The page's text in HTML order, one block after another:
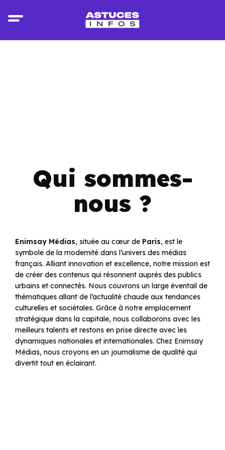
Qui sommes-
nous ?
Enimsay Médias, située au cœur de Paris, est le
symbole de la modernité dans l’univers des médias
français. Alliant innovation et excellence, notre mission est
de créer des contenus qui résonnent auprès des publics
urbains et connectés. Nous couvrons un large éventail de
thématiques allant de l’actualité chaude aux tendances
culturelles et sociétales. Grâce à notre emplacement
stratégique dans la capitale, nous collaborons avec les
meilleurs talents et restons en prise directe avec les
dynamiques nationales et internationales. Chez Enimsay
Médias, nous croyons en un journalisme de qualité qui
divertit tout en éclairant.